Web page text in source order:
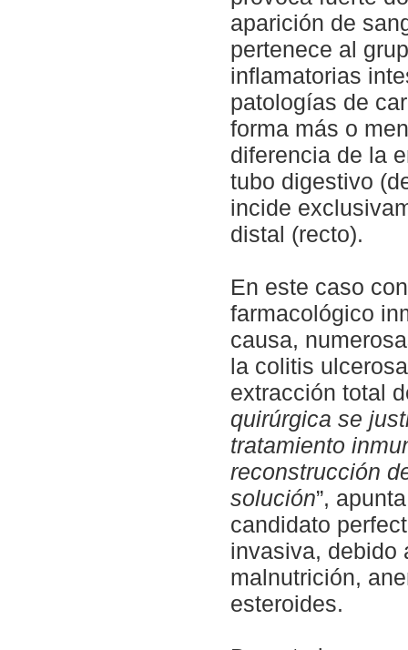
aparición de
pertenece al
inflamatorias
patologías de
forma más o
diferencia de la
tubo digestivo
incide
distal (recto).
En este caso
farmacológico
causa,
la colitis
extracción total
quirúrgica se
tratamiento
reconstrucción
solución”,
candidato
invasiva, debido
malnutrición,
esteroides.